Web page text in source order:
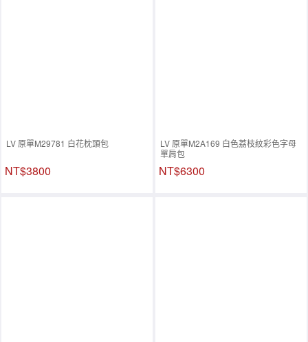
LV 原單M29781 白花枕頭包
NT$3800
LV 原單M2A169 白色荔枝紋彩色字母
單肩包
NT$6300